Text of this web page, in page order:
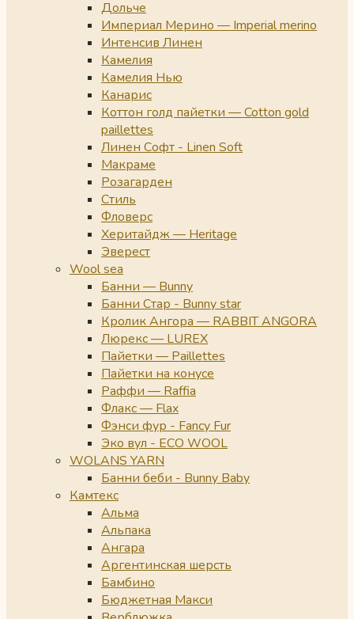
Дольче
Империал Мерино — Imperial merino
Интенсив Линен
Камелия
Камелия Нью
Канарис
Коттон голд пайетки — Cotton gold
paillettes
Линен Софт - Linen Soft
Макраме
Розагарден
Стиль
Фловерс
Херитайдж — Heritage
Эверест
Wool sea
Банни — Bunny
Банни Стар - Bunny star
Кролик Ангора — RABBIT ANGORA
Люрекс — LUREX
Пайетки — Paillettes
Пайетки на конусе
Раффи — Raffia
Флакс — Flax
Фэнси фур - Fancy Fur
Эко вул - ECO WOOL
WOLANS YARN
Банни беби - Bunny Baby
Камтекс
Альма
Альпака
Ангара
Аргентинская шерсть
Бамбино
Бюджетная Макси